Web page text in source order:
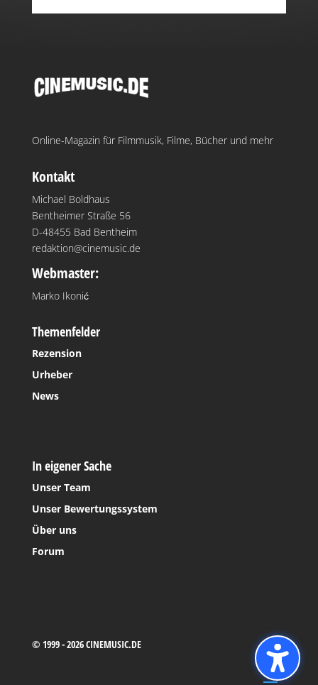
Online-Magazin für Filmmusik, Filme, Bücher und mehr
Kontakt
Michael Boldhaus
Bentheimer Straße 56
D-48455 Bad Bentheim
redaktion@cinemusic.de
Webmaster:
Marko Ikonić
Themenfelder
Rezension
Urheber
News
In eigener Sache
Unser Team
Unser Bewertungssystem
Über uns
Forum
© 1999 - 2026 CINEMUSIC.DE